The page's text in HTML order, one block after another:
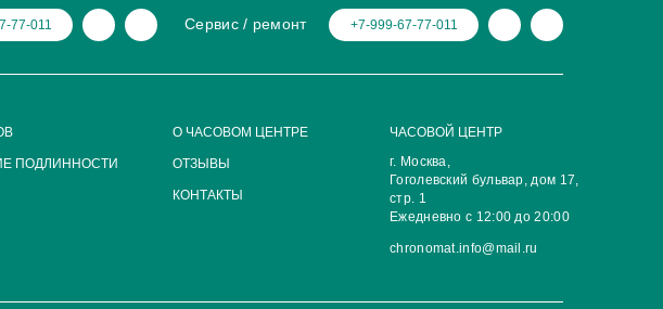
Сервис / ремонт
ОТЗЫВЫ
О ЧАСОВОМ ЦЕНТРЕ
КОНТАКТЫ
chronomat.info@mail.ru
г. Москва,
Гоголевский бульвар, дом 17,
стр. 1
Ежедневно с 12:00 до 20:00
ЧАСОВОЙ ЦЕНТР
77-011 +7-999-67-77-011
ПОДЛИННОСТИ